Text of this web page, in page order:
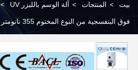
بيت > المنتجات > آلة الوسم بالليزر UV >
فوق البنفسجية من النوع المختوم 355 نانومتر مع العدسة المستوردة